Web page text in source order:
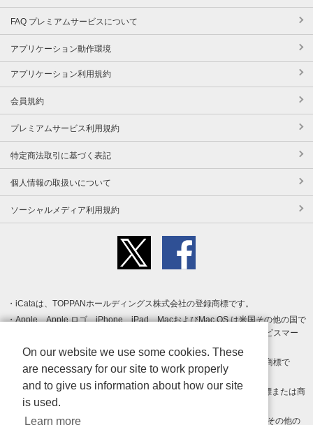
FAQ プレミアムサービスについて
アプリケーション動作環境
アプリケーション利用規約
会員規約
プレミアムサービス利用規約
特定商法取引に基づく表記
個人情報の取扱いについて
ソーシャルメディア利用規約
iCataは、TOPPANホールディングス株式会社の登録商標です。
Apple、Apple ロゴ、iPhone、iPad、MacおよびMac OS は米国その他の国で
登録された Apple Inc. の商標です。App Store は Apple Inc. のサービスマー
クです。
Android、Google Play および Google Play ロゴ は Google LLC の商標で
す。
Windows は Microsoft Inc.の米国およびその他の国における登録商標または商
標です。
Adobe、Adobe Reader、Adobe PDF は、Adobe Inc.の米国およびその他の
On our website we use some cookies. These
are necessary for our site to work properly
and to give us information about how our site
is used.
Learn more